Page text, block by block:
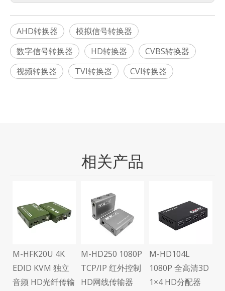
AHD转换器
模拟信号转换器
数字信号转换器
HD转换器
CVBS转换器
视频转换器
TVI转换器 CVI转换器
相关产品
M-HFK20U 4K
EDID KVM 独立
音频 HD光纤传输
M-HD250 1080P
TCP/IP 红外控制
HD网线传输器
M-HD104L
1080P 全高清3D
1×4 HD分配器